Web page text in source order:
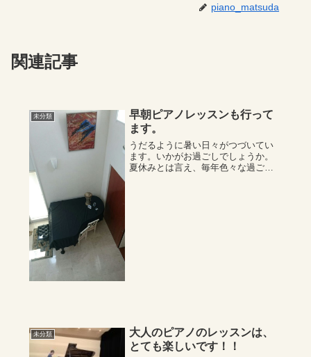
piano_matsuda
関連記事
未分類
早朝ピアノレッスンも行って
ます。
うだるように暑い日々がつづいてい
ます。いかがお過ごしでしょうか。
夏休みとは言え、毎年色々な過ごし
未分類
大人のピアノのレッスンは、
とても楽しいです！！